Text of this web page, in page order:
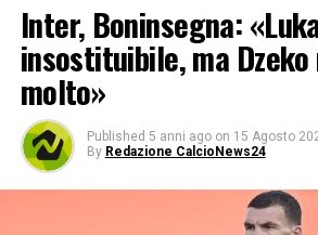
Inter, Boninsegna:
insostituibile, ma
molto»
Published 5 anni ago on 15 Agosto
By Redazione CalcioNews24